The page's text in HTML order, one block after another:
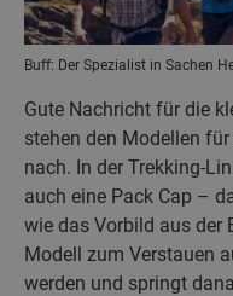
Buff: Der Spezialist in Sachen
Gute Nachricht für die
stehen den Modellen
nach. In der Trekking-
auch eine Pack Cap –
wie das Vorbild aus der
Modell zum Verstauen
werden und springt